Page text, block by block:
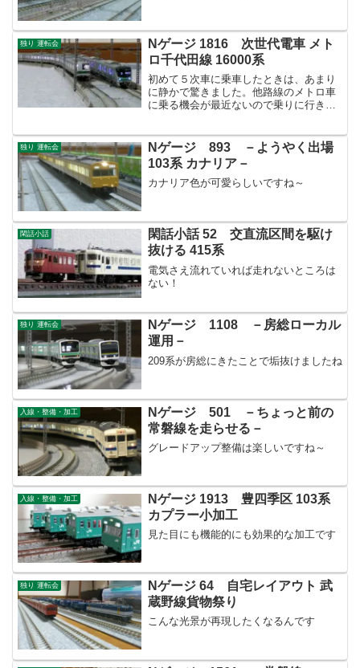
独り 運転会
Nゲージ 1816 次世代電車 メト
ロ千代田線 16000系
初めて５次車に乗車したときは、あまり
に静かで驚きました。他路線のメトロ車
に乗る機会が最近ないので乗りに行きた
独り 運転会
Nゲージ 893 －ようやく出場
103系 カナリア－
カナリア色が可愛らしいですね～
閑話小話
閑話小話 52 交直流区間を駆け
抜ける 415系
電気さえ流れていれば走れないところは
ない！
独り 運転会
Nゲージ 1108 －房総ローカル
運用－
209系が房総にきたことで垢抜けましたね
入線・整備・加工
Nゲージ 501 －ちょっと前の
常磐線を走らせる－
グレードアップ整備は楽しいですね～
入線・整備・加工
Nゲージ 1913 豊四季区 103系
カプラー小加工
見た目にも機能的にも効果的な加工です
独り 運転会
Nゲージ 64 自宅レイアウト 武
蔵野線貨物祭り
こんな光景が再現したくなるんです